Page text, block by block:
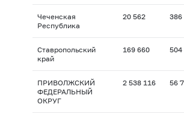
Чеченская
Республика
20 562 386
Ставропольский
край
169 660 504
ПРИВОЛЖСКИЙ
ФЕДЕРАЛЬНЫЙ
ОКРУГ
2 538 116 56